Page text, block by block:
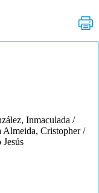
Inmaculada /
Almeida, Cristopher /